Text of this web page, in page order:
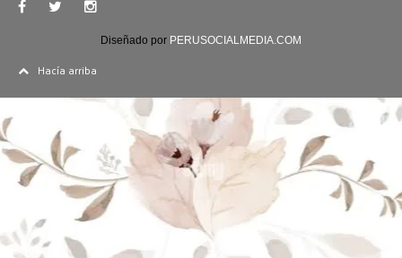
Diseñado por PERUSOCIALMEDIA.COM
Hacía arriba